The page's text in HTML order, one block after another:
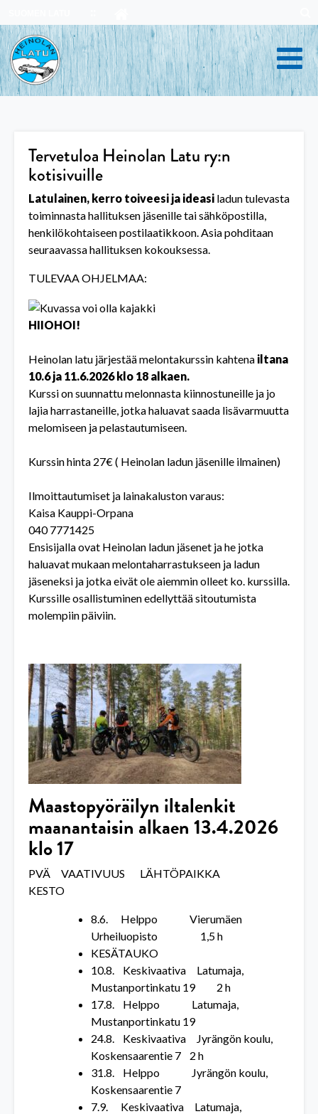
to
content
Tervetuloa Heinolan Latu ry:n
kotisivuille
Latulainen, kerro toiveesi ja ideasi ladun tulevasta
toiminnasta hallituksen jäsenille tai sähköpostilla,
henkilökohtaiseen postilaatikkoon. Asia pohditaan
seuraavassa hallituksen kokouksessa.
TULEVAA OHJELMAA:
HIIOHOI!
Heinolan latu järjestää melontakurssin kahtena iltana
10.6 ja 11.6.2026 klo 18 alkaen.
Kurssi on suunnattu melonnasta kiinnostuneille ja jo
lajia harrastaneille, jotka haluavat saada lisävarmuutta
melomiseen ja pelastautumiseen.
Kurssin hinta 27€ ( Heinolan ladun jäsenille ilmainen)
Ilmoittautumiset ja lainakaluston varaus:
Kaisa Kauppi-Orpana
040 7771425
Ensisijalla ovat Heinolan ladun jäsenet ja he jotka
haluavat mukaan melontaharrastukseen ja ladun
jäseneksi ja jotka eivät ole aiemmin olleet ko. kurssilla.
Kurssille osallistuminen edellyttää sitoutumista
molempiin päiviin.
Maastopyöräilyn iltalenkit
maanantaisin alkaen13.4.2026
klo 17
PVÄ VAATIVUUS LÄHTÖPAIKKA
KESTO
8.6. Helppo Vierumäen
Urheiluopisto 1,5 h
KESÄTAUKO
10.8. Keskivaativa Latumaja,
Mustanportinkatu 19 2 h
17.8. Helppo Latumaja,
Mustanportinkatu 19
24.8. Keskivaativa Jyrängön koulu,
Koskensaarentie 7 2 h
31.8. Helppo Jyrängön koulu,
Koskensaarentie 7
7.9. Keskivaativa Latumaja,